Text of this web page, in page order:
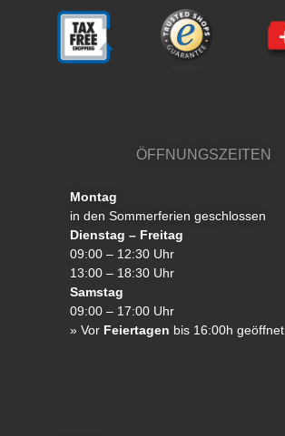
ÖFFNUNGSZEITEN
Montag
in den Sommerferien geschlossen
Dienstag – Freitag
09:00 – 12:30 Uhr
13:00 – 18:30 Uhr
Samstag
09:00 – 17:00 Uhr
» Vor Feiertagen bis 16:00h geöffnet